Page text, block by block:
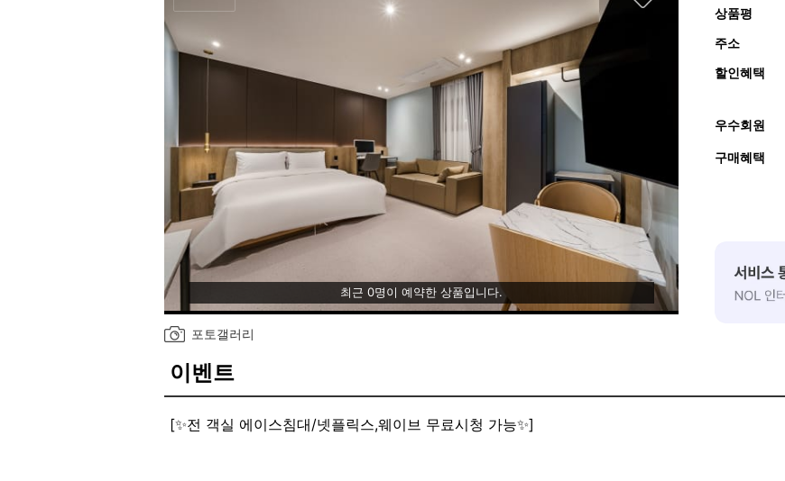
최근 0명이 예약한 상품입니다.
포토갤러리
상품평
주소
할인혜택
우수회원
구매혜택
이벤트
[✨전 객실 에이스침대/넷플릭스,웨이브 무료시청 가능✨]